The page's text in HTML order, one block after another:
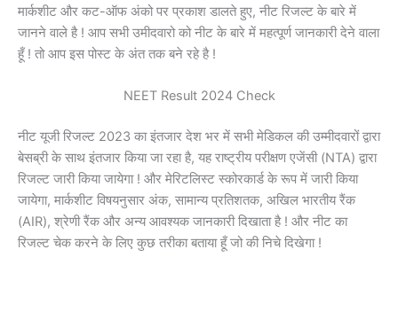
मार्कशीट और कट-ऑफ अंको पर प्रकाश डालते हुए, नीट रिजल्ट के बारे में
जानने वाले है ! आप सभी उमीदवारो को नीट के बारे में महत्पूर्ण जानकारी देने वाला
हूँ ! तो आप इस पोस्ट के अंत तक बने रहे है !
NEET Result 2024 Check
नीट यूजी रिजल्ट 2023 का इंतजार देश भर में सभी मेडिकल की उम्मीदवारों द्वारा
बेसब्री के साथ इंतजार किया जा रहा है, यह राष्ट्रीय परीक्षण एजेंसी (NTA) द्वारा
रिजल्ट जारी किया जायेगा ! और मेरिटलिस्ट स्कोरकार्ड के रूप में जारी किया
जायेगा, मार्कशीट विषयनुसार अंक, सामान्य प्रतिशतक, अखिल भारतीय रैंक
(AIR), श्रेणी रैंक और अन्य आवश्यक जानकारी दिखाता है ! और नीट का
रिजल्ट चेक करने के लिए कुछ तरीका बताया हूँ जो की निचे दिखेगा !